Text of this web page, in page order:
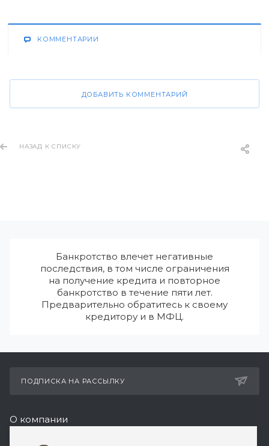
КОММЕНТАРИИ
ДОБАВИТЬ КОММЕНТАРИЙ
НАЗАД К СПИСКУ
Банкротство влечет негативные
последствия, в том числе ограничения
на получение кредита и повторное
банкротство в течение пяти лет.
Предварительно обратитесь к своему
кредитору и в МФЦ.
ПОДПИСКА НА РАССЫЛКУ
О компании
Реквизиты